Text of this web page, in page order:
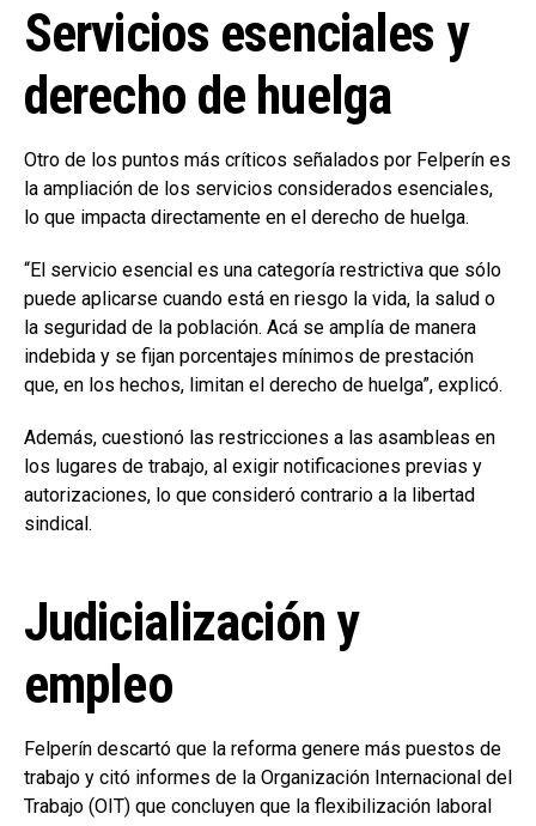
Servicios esenciales y
derecho de huelga
Otro de los puntos más críticos señalados por Felperín es
la ampliación de los servicios considerados esenciales,
lo que impacta directamente en el derecho de huelga.
“El servicio esencial es una categoría restrictiva que sólo
puede aplicarse cuando está en riesgo la vida, la salud o
la seguridad de la población. Acá se amplía de manera
indebida y se fijan porcentajes mínimos de prestación
que, en los hechos, limitan el derecho de huelga”, explicó.
Además, cuestionó las restricciones a las asambleas en
los lugares de trabajo, al exigir notificaciones previas y
autorizaciones, lo que consideró contrario a la libertad
sindical.
Judicialización y
empleo
Felperín descartó que la reforma genere más puestos de
trabajo y citó informes de la Organización Internacional del
Trabajo (OIT) que concluyen que la flexibilización laboral